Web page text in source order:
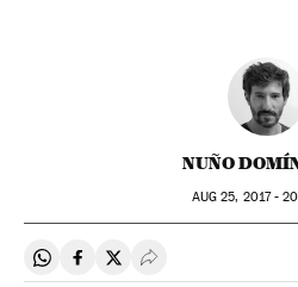
NUÑO
AUG 25, 2017 -
Compartir en Whatsapp
Compartir en Facebook
Compartir en Twitter
Desplegar Redes